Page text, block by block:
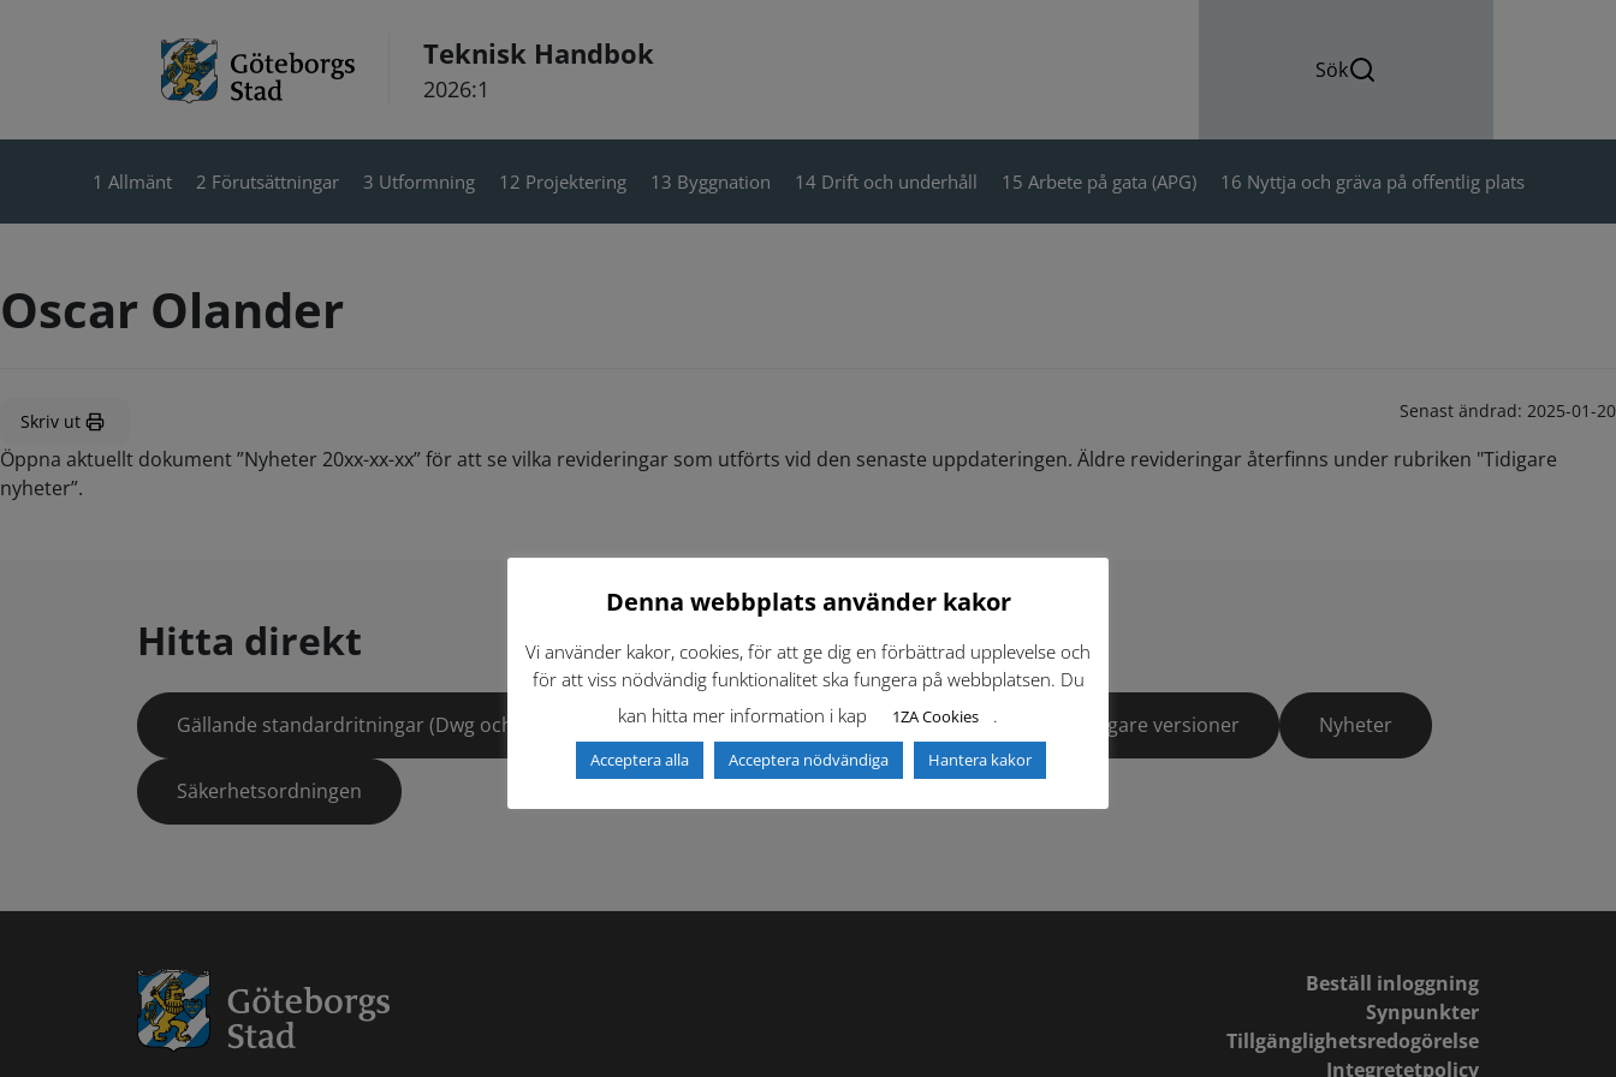
Teknisk Handbok
2026:1
Sök
1 Allmänt 2 Förutsättningar 3 Utformning 12 Projektering 13 Byggnation 14 Drift och underhåll 15 Arbete på gata (APG) 16 Nyttja och gräva på offentlig plats
Oscar Olander
Skriv ut Senast ändrad: 2025-01-20
Öppna aktuellt dokument ”Nyheter 20xx-xx-xx” för att se vilka revideringar som utförts vid den senaste uppdateringen. Äldre revideringar återfinns under rubriken "Tidigare
nyheter”.
Hitta direkt
Gällande standardritningar (Dwg och pdf) Dokumentbibliotek Kontaktlista Tidigare versioner Nyheter
Säkerhetsordningen
Beställ inloggning
Synpunkter
Tillgänglighetsredogörelse
Integretetpolicy
Denna webbplats använder kakor
Vi använder kakor, cookies, för att ge dig en förbättrad upplevelse och
för att viss nödvändig funktionalitet ska fungera på webbplatsen. Du
kan hitta mer information i kap
1ZA Cookies .
Acceptera alla Acceptera nödvändiga Hantera kakor